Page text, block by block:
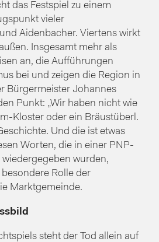
das Festspiel zu einem
vieler
Aidenbacher. Viertens wirkt
Insgesamt mehr als
an, die Aufführungen
bei und zeigen die Region in
Bürgermeister Johannes
Punkt: „Wir haben nicht wie
Kloster oder ein Bräustüberl.
Und die ist etwas
Worten, die in einer PNP-
wiedergegeben wurden,
Rolle der
Marktgemeinde.
steht der Tod allein auf